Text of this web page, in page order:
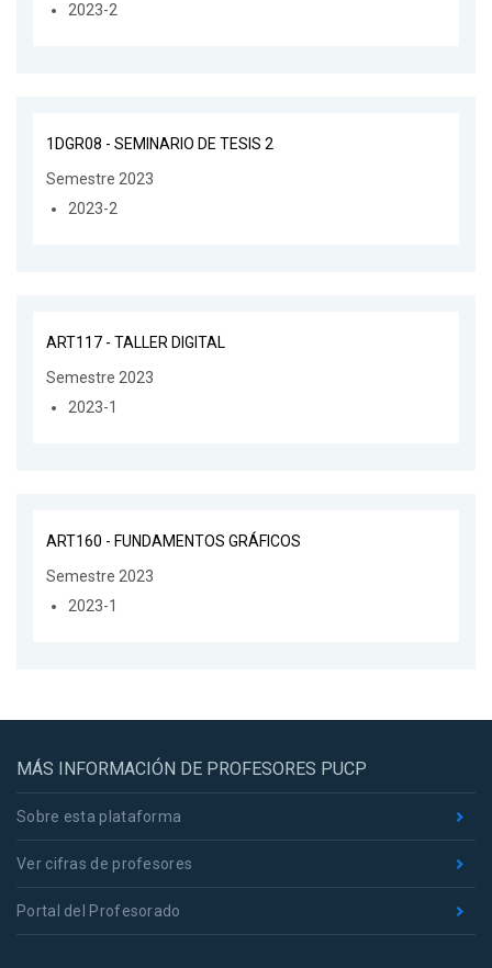
2023-2
1DGR08 - SEMINARIO DE TESIS 2
Semestre 2023
2023-2
ART117 - TALLER DIGITAL
Semestre 2023
2023-1
ART160 - FUNDAMENTOS GRÁFICOS
Semestre 2023
2023-1
MÁS INFORMACIÓN DE PROFESORES PUCP
Sobre esta plataforma
Ver cifras de profesores
Portal del Profesorado